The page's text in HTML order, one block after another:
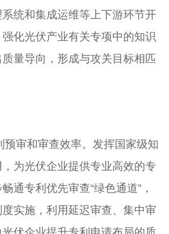
统和集成运维等上下游环节开
化光伏产业有关专项中的知识
量导向，形成与攻关目标相匹
为光伏企业提供专业高效的专
通专利优先审查“绿色通道”，
实施，利用延迟审查、集中审